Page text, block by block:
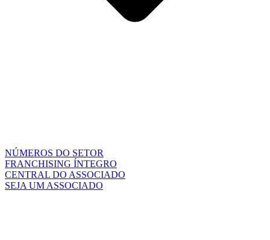
NÚMEROS DO SETOR
FRANCHISING ÍNTEGRO
CENTRAL DO ASSOCIADO
SEJA UM ASSOCIADO